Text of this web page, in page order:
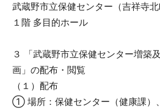
武蔵野市立保健センター（吉祥寺
１階 多目的ホール
３ 「武蔵野市立保健センター増築
画」の配布・閲覧
（１）配布
① 場所：保健センター（健康課）